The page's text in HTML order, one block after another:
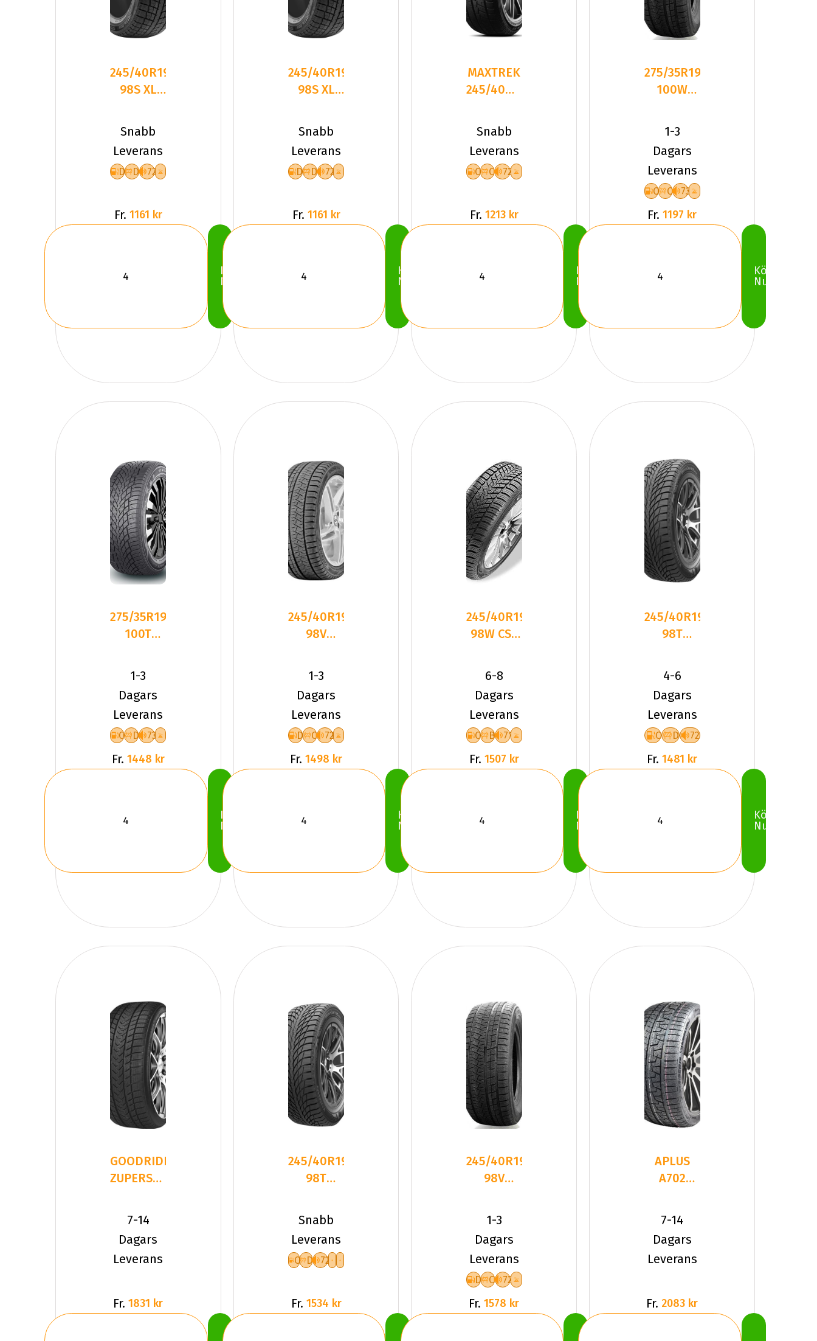
245/40R19
98S XL
WINTER
DEFENDER
I
Snabb
Leverans
D D 72
Fr. 1161 kr
Köp
Nu
245/40R19
98S XL
WINTER
DEFENDER
I
Snabb
Leverans
D D 72
Fr. 1161 kr
Köp
Nu
MAXTREK
245/40R19
M7 PLUS
Snabb
Leverans
C C 72
Fr. 1213 kr
Köp
Nu
275/35R19
100W
PL02 XL
Friktion
2026
1-3
Dagars
Leverans
C C 73
Fr. 1197 kr
Köp
Nu
275/35R19
100T
BLAZER
ARCTIC
1-3
Dagars
Leverans
C D 73
Fr. 1448 kr
Köp
Nu
245/40R19
98V
PL02 XL
Friktion
2025
1-3
Dagars
Leverans
D C 72
Fr. 1498 kr
Köp
Nu
245/40R19
98W CST
ACP1 XL
Friktion
6-8
Dagars
Leverans
C B 71
Fr. 1507 kr
Köp
Nu
245/40R19
98T
WinterCraft
ICE WI5
4-6
Dagars
Leverans
C D 72
Fr. 1481 kr
Köp
Nu
GOODRIDE
ZUPERSNOW
245/40R19
98 V XL
7-14
Dagars
Leverans
Fr. 1831 kr
245/40R19
98T
WinterCraft
ICE WI5
Snabb
Leverans
C D 72
Fr. 1534 kr
245/40R19
98V
PL02 XL
Friktion
2023
1-3
Dagars
Leverans
D C 72
Fr. 1578 kr
APLUS
A702
98 V XL
7-14
Dagars
Leverans
Fr. 2083 kr